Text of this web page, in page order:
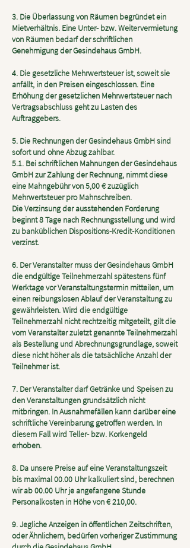
3. Die Überlassung von Räumen begründet ein
Mietverhältnis. Eine Unter- bzw. Weitervermietung
von Räumen bedarf der schriftlichen
Genehmigung der Gesindehaus GmbH.
4. Die gesetzliche Mehrwertsteuer ist, soweit sie
anfällt, in den Preisen eingeschlossen. Eine
Erhöhung der gesetzlichen Mehrwertsteuer nach
Vertragsabschluss geht zu Lasten des
Auftraggebers.
5. Die Rechnungen der Gesindehaus GmbH sind
sofort und ohne Abzug zahlbar.
5.1. Bei schriftlichen Mahnungen der Gesindehaus
GmbH zur Zahlung der Rechnung, nimmt diese
eine Mahngebühr von 5,00 € zuzüglich
Mehrwertsteuer pro Mahnschreiben.
Die Verzinsung der ausstehenden Forderung
beginnt 8 Tage nach Rechnungsstellung und wird
zu banküblichen Dispositions-Kredit-Konditionen
verzinst.
6. Der Veranstalter muss der Gesindehaus GmbH
die endgültige Teilnehmerzahl spätestens fünf
Werktage vor Veranstaltungstermin mitteilen, um
einen reibungslosen Ablauf der Veranstaltung zu
gewährleisten. Wird die endgültige
Teilnehmerzahl nicht rechtzeitig mitgeteilt, gilt die
vom Veranstalter zuletzt genannte Teilnehmerzahl
als Bestellung und Abrechnungsgrundlage, soweit
diese nicht höher als die tatsächliche Anzahl der
Teilnehmer ist.
7. Der Veranstalter darf Getränke und Speisen zu
den Veranstaltungen grundsätzlich nicht
mitbringen. In Ausnahmefällen kann darüber eine
schriftliche Vereinbarung getroffen werden. In
diesem Fall wird Teller- bzw. Korkengeld
erhoben.
8. Da unsere Preise auf eine Veranstaltungszeit
bis maximal 00.00 Uhr kalkuliert sind, berechnen
wir ab 00.00 Uhr je angefangene Stunde
Personalkosten in Höhe von € 210,00.
9. Jegliche Anzeigen in öffentlichen Zeitschriften,
oder Ähnlichem, bedürfen vorheriger Zustimmung